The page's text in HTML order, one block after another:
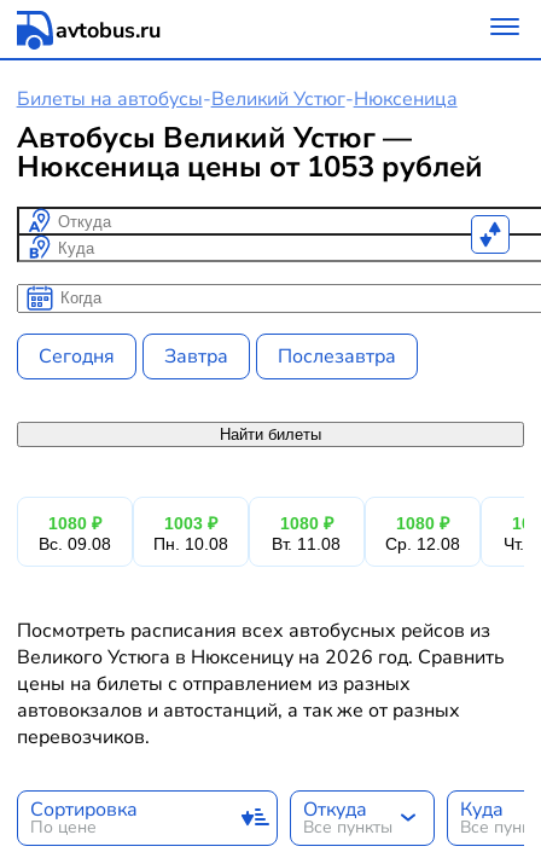
avtobus.ru
Билеты на автобусы-Великий Устюг-Нюксеница
Автобусы Великий Устюг —
Нюксеница цены от 1053 рублей
Откуда
Куда
Когда
Когда
Сегодня Завтра Послезавтра
Найти билеты
1080 ₽
Вс. 09.08
1003 ₽
Пн. 10.08
1080 ₽
Вт. 11.08
1080 ₽
Ср. 12.08
Чт.
Посмотреть расписания всех автобусных рейсов из
Великого Устюга в Нюксеницу на 2026 год. Сравнить
цены на билеты с отправлением из разных
автовокзалов и автостанций, а так же от разных
перевозчиков.
Сортировка
По цене
Откуда
Все пункты
Куда
Все